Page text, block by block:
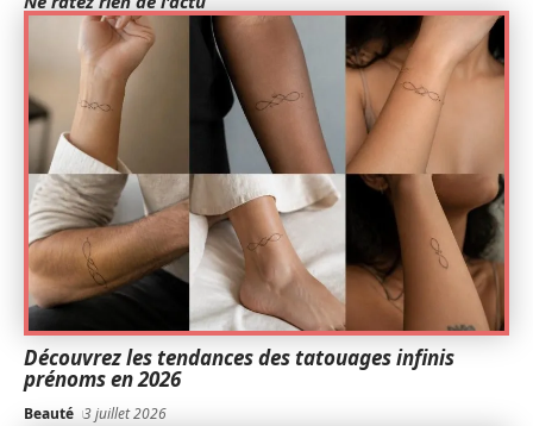
Découvrez les tendances des tatouages infinis
prénoms en 2026
Beauté 3 juillet 2026